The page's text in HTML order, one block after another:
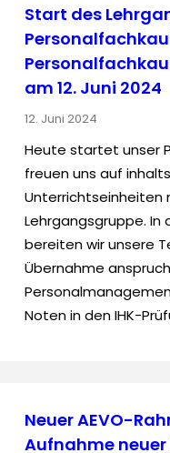
Start des
am 12. Juni 2024
12. Juni 2024
Heute startet unser
freuen uns auf
Unterrichtseinheiten
Lehrgangsgruppe. In
bereiten wir unsere
Übernahme
Noten in den IHK-
Neuer AEVO-
Aufnahme